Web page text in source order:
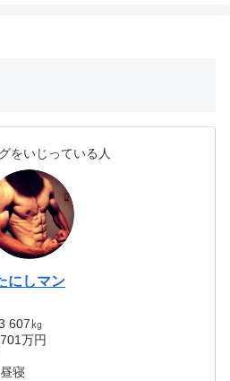
をいじっている人
にしマン
607㎏
万円
寝